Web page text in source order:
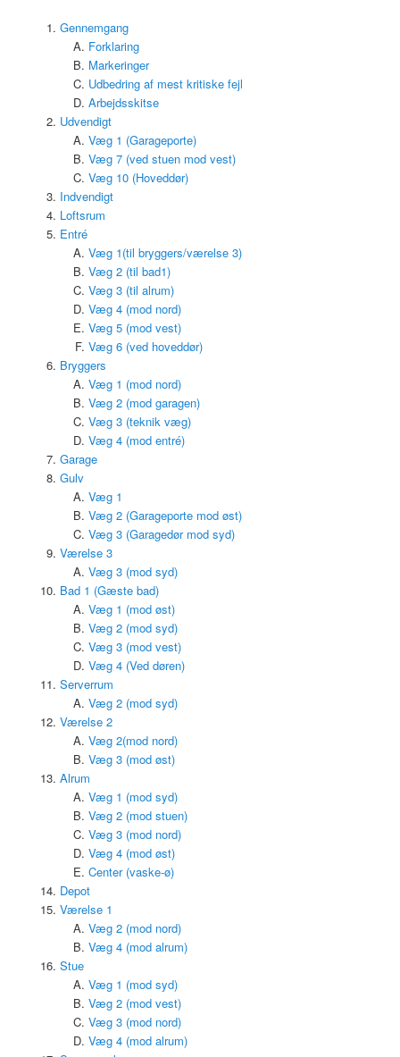
Gennemgang
Forklaring
Markeringer
Udbedring af mest kritiske fejl
Arbejdsskitse
Udvendigt
Væg 1 (Garageporte)
Væg 7 (ved stuen mod vest)
Væg 10 (Hoveddør)
Indvendigt
Loftsrum
Entré
Væg 1(til bryggers/værelse 3)
Væg 2 (til bad1)
Væg 3 (til alrum)
Væg 4 (mod nord)
Væg 5 (mod vest)
Væg 6 (ved hoveddør)
Bryggers
Væg 1 (mod nord)
Væg 2 (mod garagen)
Væg 3 (teknik væg)
Væg 4 (mod entré)
Garage
Gulv
Væg 1
Væg 2 (Garageporte mod øst)
Væg 3 (Garagedør mod syd)
Værelse 3
Væg 3 (mod syd)
Bad 1 (Gæste bad)
Væg 1 (mod øst)
Væg 2 (mod syd)
Væg 3 (mod vest)
Væg 4 (Ved døren)
Serverrum
Væg 2 (mod syd)
Værelse 2
Væg 2(mod nord)
Væg 3 (mod øst)
Alrum
Væg 1 (mod syd)
Væg 2 (mod stuen)
Væg 3 (mod nord)
Væg 4 (mod øst)
Center (vaske-ø)
Depot
Værelse 1
Væg 2 (mod nord)
Væg 4 (mod alrum)
Stue
Væg 1 (mod syd)
Væg 2 (mod vest)
Væg 3 (mod nord)
Væg 4 (mod alrum)